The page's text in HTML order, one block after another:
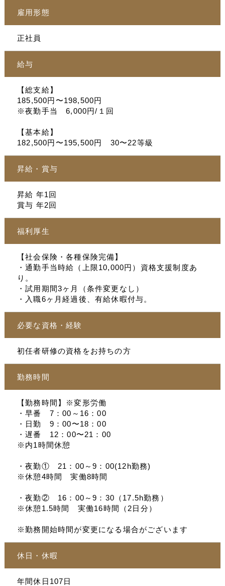
雇用形態
正社員
給与
【総支給】
185,500円〜198,500円
※夜勤手当 6,000円/１回
【基本給】
182,500円〜195,500円 30〜22等級
昇給・賞与
昇給 年1回
賞与 年2回
福利厚生
【社会保険・各種保険完備】
・通勤手当時給（上限10,000円）資格支援制度あ
り。
・試用期間3ヶ月（条件変更なし）
・入職6ヶ月経過後、有給休暇付与。
必要な資格・経験
初任者研修の資格をお持ちの方
勤務時間
【勤務時間】※変形労働
・早番 7：00～16：00
・日勤 9：00〜18：00
・遅番 12：00〜21：00
※内1時間休憩
・夜勤① 21：00～9：00(12h勤務)
※休憩4時間 実働8時間
・夜勤② 16：00～9：30（17.5h勤務）
※休憩1.5時間 実働16時間（2日分）
※勤務開始時間が変更になる場合がございます
休日・休暇
年間休日107日